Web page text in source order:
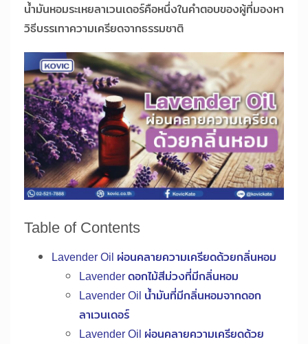
น้ำมันหอมระเหยลาเวนเดอร์คือหนึ่งในคำตอบของผู้ที่มองหา
วิธีบรรเทาความเครียดจากธรรมชาติ
Table of Contents
Lavender Oil ผ่อนคลายความเครียดด้วยกลิ่นหอม
Lavender ดอกไม้สีม่วงที่มีกลิ่นหอม
Lavender Oil น้ำมันที่มีกลิ่นหอมจากดอก
ลาเวนเดอร์
Lavender Oil ผ่อนคลายความเครียดด้วย